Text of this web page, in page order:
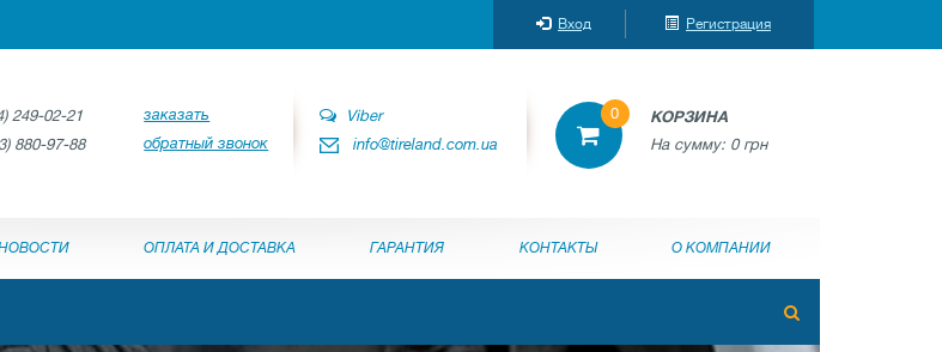
Вход Регистрация
249-02-21
880-97-88
заказать
обратный звонок
Viber
info@tireland.com.ua
0
КОРЗИНА
На сумму: 0 грн
ОПЛАТА И ДОСТАВКА ГАРАНТИЯ КОНТАКТЫ О КОМПАНИИ